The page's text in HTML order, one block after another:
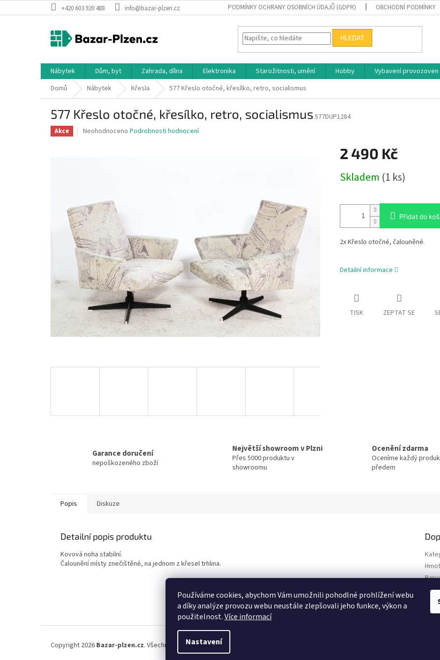
Používáme cookies, abychom Vám umožnili pohodlné prohlížení webu
a díky analýze provozu webu neustále zlepšovali jeho funkce, výkon a
použitelnost.Více informací
Nastavení
na
+420 603 920 488 info@bazar-plzen.cz PODMÍNKY OCHRANY OSOBNÍCH ÚDAJŮ (GDPR) OBCHODNÍ PODMÍNKY
HLEDAT
Nábytek Dům, byt Zahrada, dílna Elektronika Starožitnosti, umění Hobby Vybavení provozoven
Domů
Nábytek Křesla 577 Křeslo otočné, křesílko, retro, socialismus
577 Křeslo otočné, křesílko, retro, socialismus 577DUP1284
Akce
Průměrné
Neohodnoceno Podrobnosti hodnocení
2 490 Kč
cena:
Skladem (1 ks)
Přidat do
2x Křeslo otočné, čalouněné.
Detailní informace
TISK ZEPTAT SE
Garance doručení
nepoškozeného zboží
Největší showroom v Plzni
Přes 5000 produktu v
showroomu
Ocenění zdarma
Oceníme každý
předem
Popis Diskuze
Detailní popis produktu
Kovová noha stabilní.
Čalounění místy znečištěné, na jednom z křesel trhlina.
Styl:
Copyright 2026 Bazar-plzen.cz. Všechna práva vyhrazena.